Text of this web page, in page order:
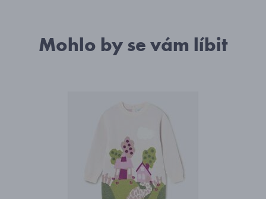
Mohlo by se vám líbit